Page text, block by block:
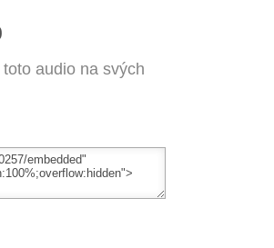
audio na svých